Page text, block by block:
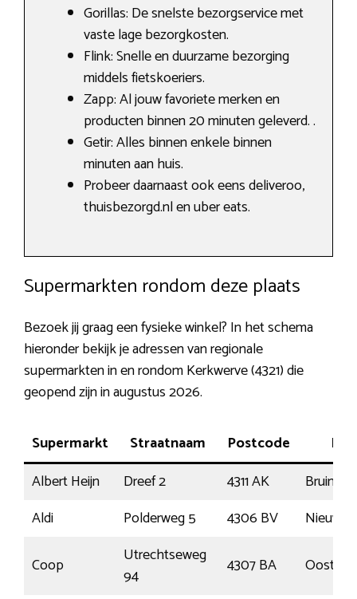
Gorillas: De snelste bezorgservice met
vaste lage bezorgkosten.
Flink: Snelle en duurzame bezorging
middels fietskoeriers.
Zapp: Al jouw favoriete merken en
producten binnen 20 minuten geleverd. .
Getir: Alles binnen enkele binnen
minuten aan huis.
Probeer daarnaast ook eens deliveroo,
thuisbezorgd.nl en uber eats.
Supermarkten rondom deze plaats
Bezoek jij graag een fysieke winkel? In het schema
hieronder bekijk je adressen van regionale
supermarkten in en rondom Kerkwerve (4321) die
geopend zijn in augustus 2026.
Supermarkt Straatnaam Postcode
Albert Heijn
Dreef 2 4311 AK
Bruinisse
Aldi
Polderweg 5 4306 BV
Coop
Utrechtseweg
94
4307 BA